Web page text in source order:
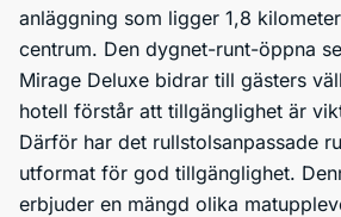
anläggning som ligger 1,8
centrum. Den dygnet-runt-öppna
Mirage Deluxe bidrar till gästers
hotell förstår att tillgänglighet är
Därför har det rullstolsanpassade
utformat för god tillgänglighet.
erbjuder en mängd olika